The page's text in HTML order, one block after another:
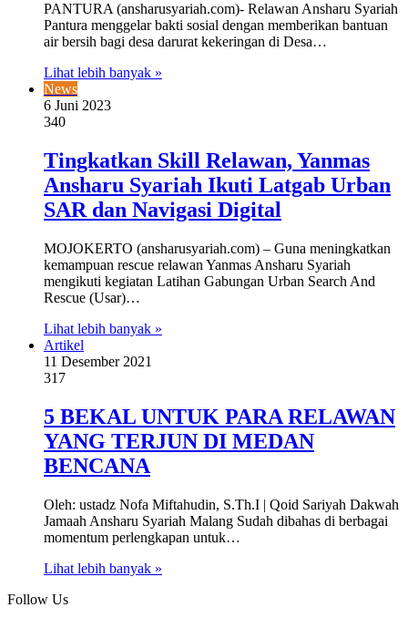
PANTURA (ansharusyariah.com)- Relawan Ansharu Syariah
Pantura menggelar bakti sosial dengan memberikan bantuan
air bersih bagi desa darurat kekeringan di Desa…
Lihat lebih banyak »
News
6 Juni 2023
340
Tingkatkan Skill Relawan, Yanmas
Ansharu Syariah Ikuti Latgab Urban
SAR dan Navigasi Digital
MOJOKERTO (ansharusyariah.com) – Guna meningkatkan
kemampuan rescue relawan Yanmas Ansharu Syariah
mengikuti kegiatan Latihan Gabungan Urban Search And
Rescue (Usar)…
Lihat lebih banyak »
Artikel
11 Desember 2021
317
5 BEKAL UNTUK PARA RELAWAN
YANG TERJUN DI MEDAN
BENCANA
Oleh: ustadz Nofa Miftahudin, S.Th.I | Qoid Sariyah Dakwah
Jamaah Ansharu Syariah Malang Sudah dibahas di berbagai
momentum perlengkapan untuk…
Lihat lebih banyak »
Follow Us